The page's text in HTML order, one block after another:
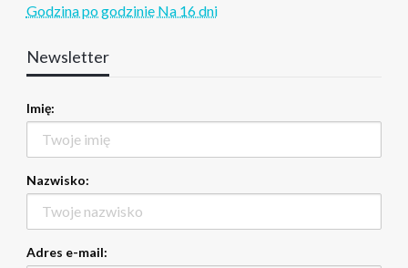
Godzina po godzinie Na 16 dni
Newsletter
Imię:
Nazwisko:
Adres e-mail: